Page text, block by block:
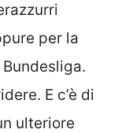
per la
Bundesliga.
E c’è di
ulteriore